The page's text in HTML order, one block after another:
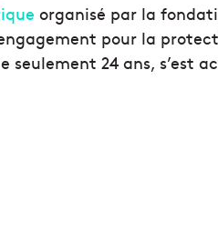
organisé par la
pour la
24 ans, s’est